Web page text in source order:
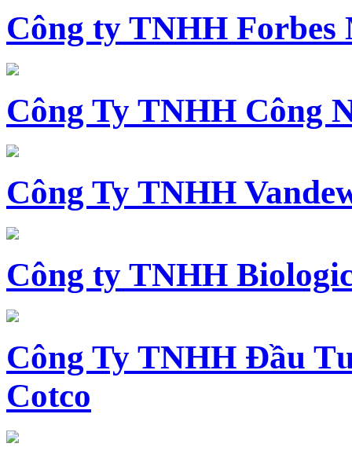
Công ty TNHH
Công Ty TNHH Công
Công Ty TNHH
Công ty TNHH
Công Ty TNHH Đầu
Cotco